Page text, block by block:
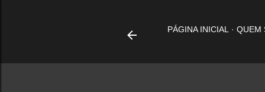
PÁGINA INICIAL QUEM